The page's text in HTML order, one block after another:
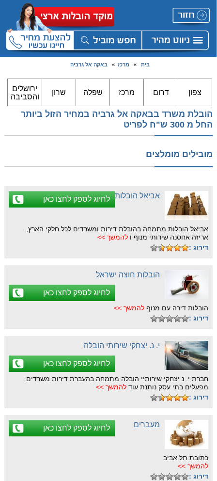
בית » מרכז » באקה אל גרביה
צפון דרום מרכז שפלה שרון
ירושלים
והסביבה
הובלת משרד בבאקה אל גרביה במחיר הזול ביותר
החל מ 300 ש"ח לפריט
מובילים מומלצים
אביאל הובלות לחיוג לספק לחצו כאן
אביאל הובלות מתמחה בהובלת דירות ומשרדים לכל חלקי הארץ,
אריזה אחסנה שירותי מנוף ו להמשך >>
דירוג :
הובלות חוצה ישראל
לחיוג לספק לחצו כאן
הובלות דירה עם מנוף להמשך >>
דירוג :
י. נ. יצחקי שירותי הובלה
לחיוג לספק לחצו כאן
חברת י. נ יצחקי שירותיי הובלה מתמחה בהעברת דירות משרדים
מפעלים בתי עסק נותנת עוד להמשך >>
דירוג :
מעברים לחיוג לספק לחצו כאן
כתובת:תל אביב
להמשך >>
דירוג :